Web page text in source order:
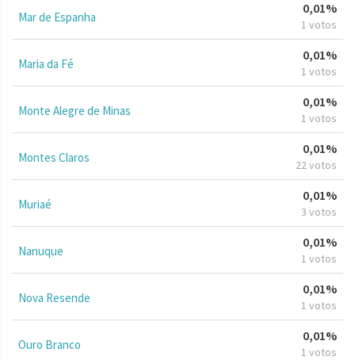
Mar de Espanha
0,01%
1 votos
Maria da Fé
0,01%
1 votos
Monte Alegre de Minas
0,01%
1 votos
Montes Claros
0,01%
22 votos
Muriaé
0,01%
3 votos
Nanuque
0,01%
1 votos
Nova Resende
0,01%
1 votos
Ouro Branco
0,01%
1 votos